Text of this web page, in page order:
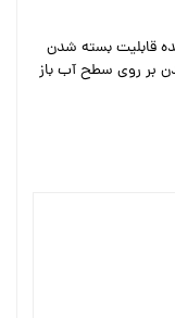
قابلیت بسته شدن
منظور ماندن بر روی سطح آب باز